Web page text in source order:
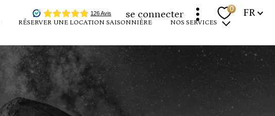
se connecter 0 Langue
FR
RÉSERVER UNE LOCATION SAISONNIÈRE NOS SERVICES
programmes neufs
louer votre bien
devenir propriétaire